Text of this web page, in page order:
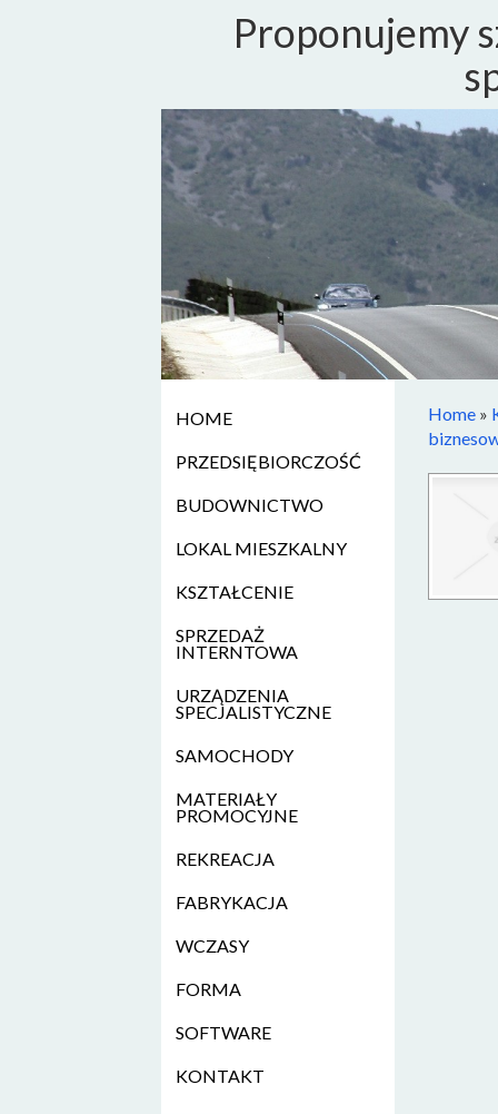
Proponujemy
HOME
PRZEDSIĘBIORCZOŚĆ
BUDOWNICTWO
LOKAL MIESZKALNY
KSZTAŁCENIE
SPRZEDAŻ
INTERNTOWA
URZĄDZENIA
SPECJALISTYCZNE
SAMOCHODY
MATERIAŁY
PROMOCYJNE
REKREACJA
FABRYKACJA
WCZASY
FORMA
SOFTWARE
KONTAKT
Home »